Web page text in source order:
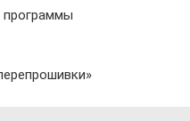
программы